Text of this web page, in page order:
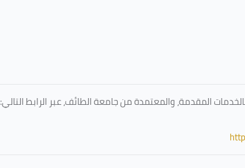
المقدمة، والمعتمدة من جامعة الطائف، عبر الرابط التالي: